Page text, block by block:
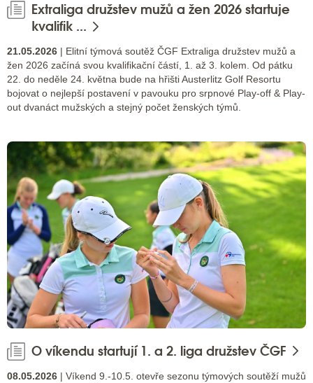
Extraliga družstev mužů a žen 2026 startuje
kvalifik ...
21.05.2026 | Elitní týmová soutěž ČGF Extraliga družstev mužů a
žen 2026 začíná svou kvalifikační částí, 1. až 3. kolem. Od pátku
22. do neděle 24. května bude na hřišti Austerlitz Golf Resortu
bojovat o nejlepší postavení v pavouku pro srpnové Play-off & Play-
out dvanáct mužských a stejný počet ženských týmů.
O víkendu startují 1. a 2. liga družstev ČGF
08.05.2026 | Víkend 9.-10.5. otevře sezonu týmových soutěží mužů